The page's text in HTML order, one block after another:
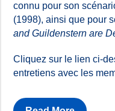
connu pour son
(1998), ainsi que pour
and Guildenstern are
Cliquez sur le lien ci-
entretiens avec les